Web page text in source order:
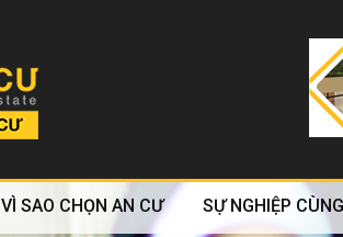
VÌ SAO CHỌN AN CƯ SỰ NGHIỆP